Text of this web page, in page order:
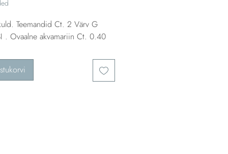
Teemandid Ct. 2 Värv G
. Ovaalne akvamariin Ct. 0.40